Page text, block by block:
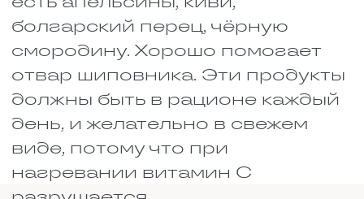
супы. В них коллаген и
желатин – строительный
материал для суставов.
Наши бабушки не зря
варили холодец при
травмах.
чечевица. Содержат белок,
железо и цинк. Это не
только вкусно, но и полезно
для восстановления тканей.